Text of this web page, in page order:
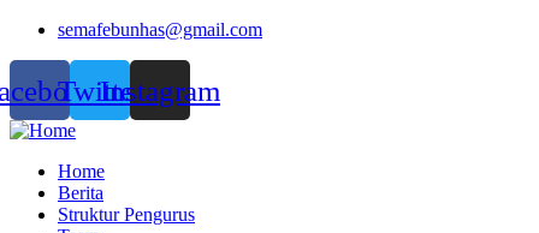
semafebunhas@gmail.com
TwitterInstagram
Home
Berita
Struktur Pengurus